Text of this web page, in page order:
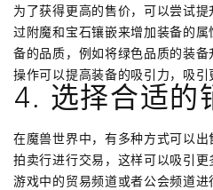
为了获得更高的售价，可以尝试
过附魔和宝石镶嵌来增加装备的
备的品质，例如将绿色品质的装
操作可以提高装备的吸引力，吸引
4. 选择合适的
在魔兽世界中，有多种方式可以
拍卖行进行交易，这样可以吸引
游戏中的贸易频道或者公会频道